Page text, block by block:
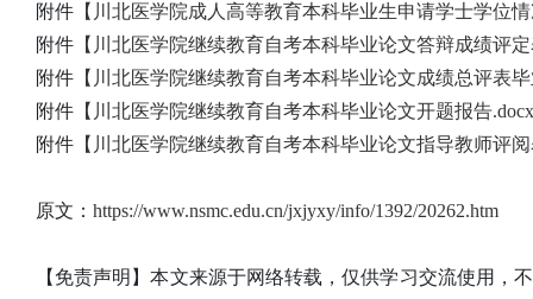
附件 【川北医学院成人高等教育本科毕业生申请学士学位
附件 【川北医学院继续教育自考本科毕业论文答辩成绩评
附件 【川北医学院继续教育自考本科毕业论文成绩总评表
附件 【川北医学院继续教育自考本科毕业论文开题报告
附件 【川北医学院继续教育自考本科毕业论文指导教师评
原文： https://www.nsmc.edu.cn/jxjyxy/info/1392/20262.htm
【免责声明】本文来源于网络转载，仅供学习交流使用